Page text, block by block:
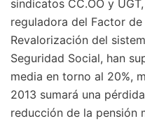
sindicatos CC.OO y
reguladora del Factor
Revalorización del
Seguridad Social, han
media en torno al 20%,
2013 sumará una
reducción de la pensión